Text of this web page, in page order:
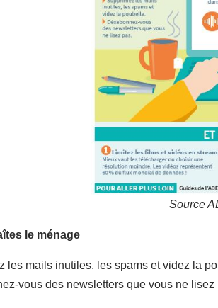
Source
le ménage
les mails inutiles, les spams et videz la
vous des newsletters que vous ne lisez